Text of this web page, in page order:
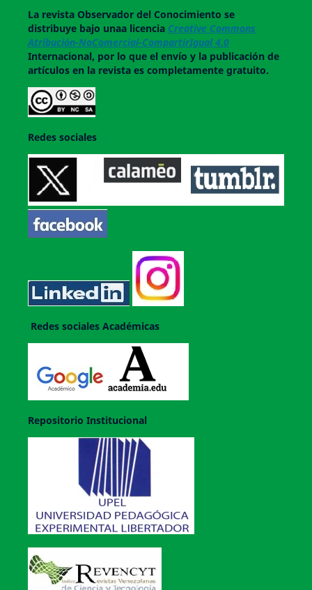
La revistaObservador del Conocimiento se
distribuye bajo unaa licencia Creative Commons
Atribución-NoComercial-CompartirIgual 4.0
Internacional, por lo que el envío y la publicación de
artículos en la revista es completamente gratuito.
Redes sociales
Redes sociales Académicas
Repositorio Institucional